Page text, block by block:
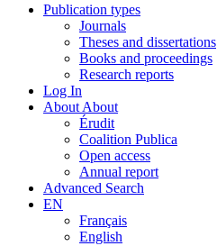
Publication types
Journals
Theses and dissertations
Books and proceedings
Research reports
Log In
About About
Érudit
Coalition Publica
Open access
Annual report
Advanced Search
EN
Français
English